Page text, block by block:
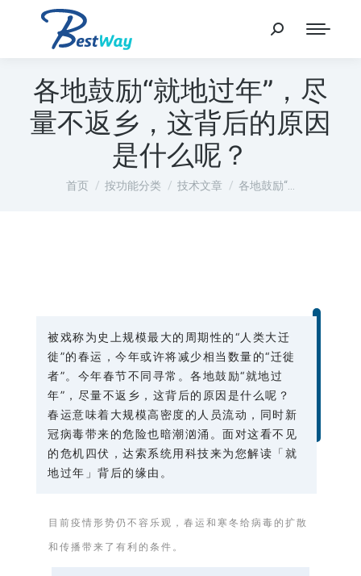
各地鼓励“就地过年”，尽
量不返乡，这背后的原因
是什么呢？
您在这里：
首页 按功能分类 技术文章 各地鼓励“…
被戏称为史上规模最大的周期性的“人类大迁
徙”的春运，今年或许将减少相当数量的“迁徙
者”。今年春节不同寻常。各地鼓励“就地过
年”，尽量不返乡，这背后的原因是什么呢？
春运意味着大规模高密度的人员流动，同时新
冠病毒带来的危险也暗潮汹涌。面对这看不见
的危机四伏，达索系统用科技来为您解读「就
地过年」背后的缘由。
目前疫情形势仍不容乐观，春运和寒冬给病毒的扩散
和传播带来了有利的条件。